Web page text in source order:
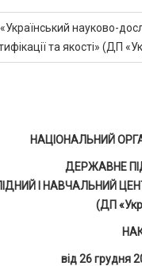
науково-
та якості» (ДП
НАЦІОНАЛЬНИЙ
ДЕРЖАВНЕ
І НАВЧАЛЬНИЙ
(ДП
від 26 грудня